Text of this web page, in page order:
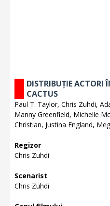
DISTRIBUȚIE ACTORI
CACTUS
Paul T. Taylor, Chris Zuhdi,
Manny Greenfield, Michelle
Christian, Justina England,
Regizor
Chris Zuhdi
Scenarist
Chris Zuhdi